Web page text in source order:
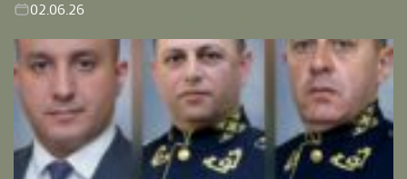
02.06.26